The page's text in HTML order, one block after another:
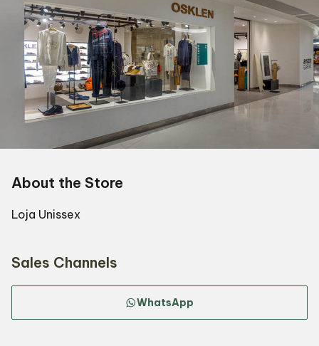
About the Store
Loja Unissex
Sales Channels
WhatsApp